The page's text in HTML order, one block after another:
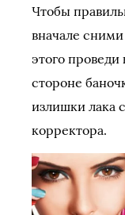
Чтобы
вначале
этого
стороне
излишки лака
корректора.